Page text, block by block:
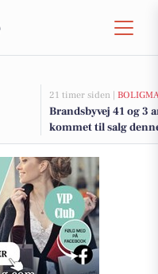
21 timer siden |
Brandsbyvej 41 og 3
kommet til salg
boligerne her.